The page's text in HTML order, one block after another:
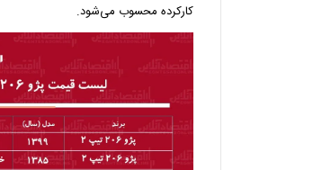
کارکرده محسوب می‌شود.